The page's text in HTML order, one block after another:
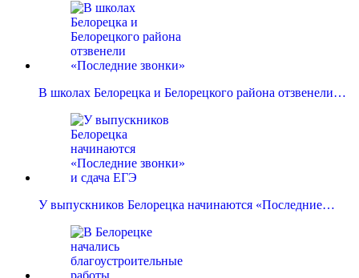
В школах Белорецка и Белорецкого района отзвенели…
У выпускников Белорецка начинаются «Последние…